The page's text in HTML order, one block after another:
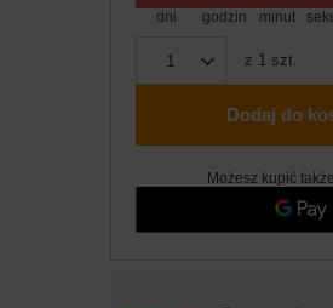
dni godzin minut
z 1 szt.
Dodaj do
Możesz kupić